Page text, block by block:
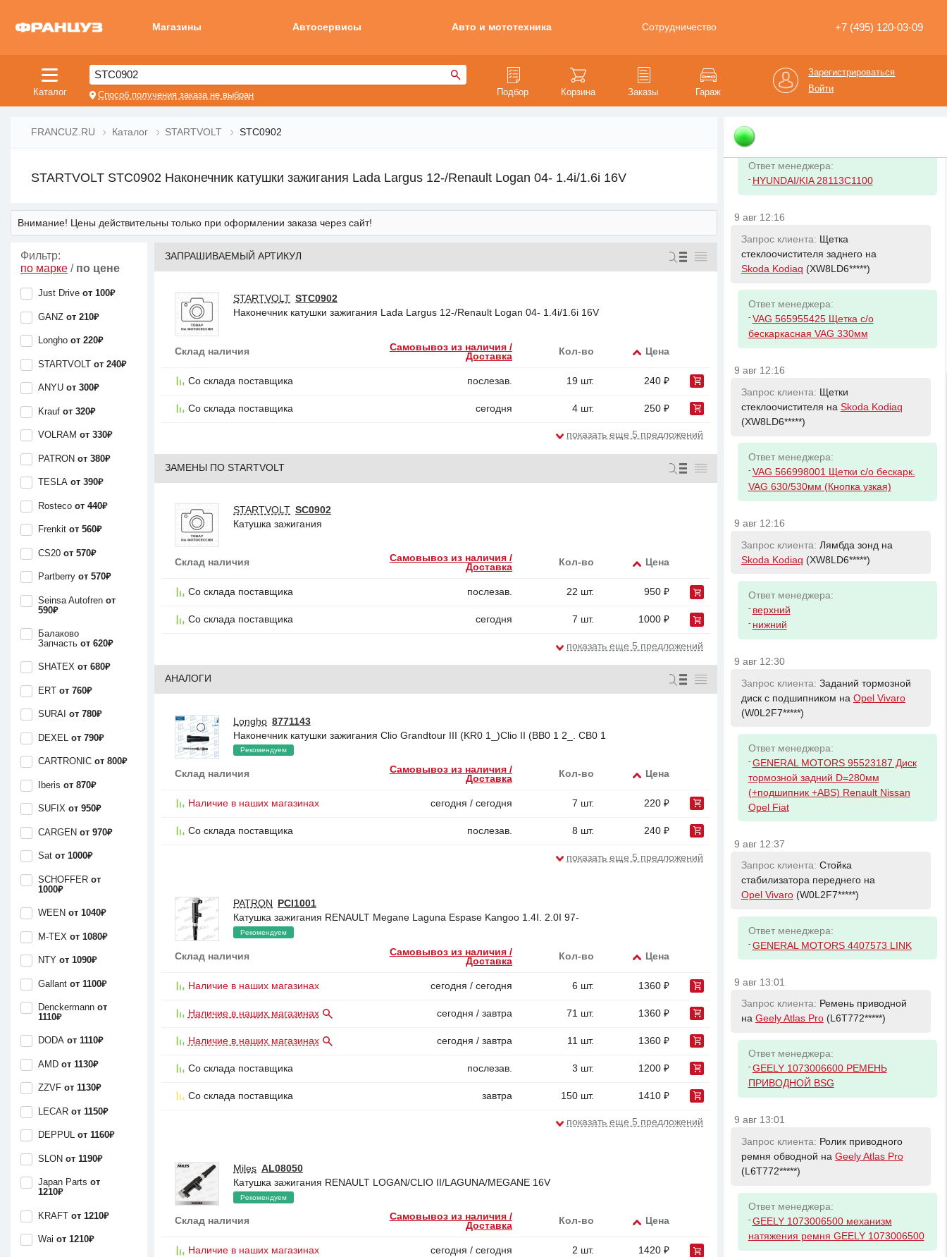
Магазины Автосервисы Авто и мототехника Сотрудничество +7 (495) 120-03-09
Каталог
STC0902
Способ получения заказа не выбран Подбор Корзина Заказы Гараж
Зарегистрироваться
Войти
FRANCUZ.RU Каталог STARTVOLT STC0902
STARTVOLT STC0902 Наконечник катушки зажигания Lada Largus 12-/Renault Logan 04- 1.4i/1.6i 16V
Внимание! Цены действительны только при оформлении заказа через сайт!
Фильтр:
по марке / по цене
Just Drive от 100₽
GANZ от 210₽
Longho от 220₽
STARTVOLT от 240₽
ANYU от 300₽
Krauf от 320₽
VOLRAM от 330₽
PATRON от 380₽
TESLA от 390₽
Rosteco от 440₽
Frenkit от 560₽
CS20 от 570₽
Partberry от 570₽
Seinsa Autofren от
590₽
Балаково
Запчасть от 620₽
SHATEX от 680₽
ERT от 760₽
SURAI от 780₽
DEXEL от 790₽
CARTRONIC от 800₽
Iberis от 870₽
SUFIX от 950₽
CARGEN от 970₽
Sat от 1000₽
SCHOFFER от
1000₽
WEEN от 1040₽
M-TEX от 1080₽
NTY от 1090₽
Gallant от 1100₽
Denckermann от
1110₽
DODA от 1110₽
AMD от 1130₽
ZZVF от 1130₽
LECAR от 1150₽
DEPPUL от 1160₽
SLON от 1190₽
Japan Parts от
1210₽
KRAFT от 1210₽
Wai от 1210₽
ЗАПРАШИВАЕМЫЙ АРТИКУЛ
STARTVOLT STC0902
Наконечник катушки зажигания Lada Largus 12-/Renault Logan 04- 1.4i/1.6i 16V
Склад наличия
Самовывоз из наличия /
Доставка
Кол-во Цена
Со склада поставщика послезав. 19 шт. 240 ₽
Со склада поставщика сегодня 4 шт. 250 ₽
показать еще 5 предложений
ЗАМЕНЫ ПО STARTVOLT
STARTVOLT SC0902
Катушка зажигания
Склад наличия
Самовывоз из наличия /
Доставка
Кол-во Цена
Со склада поставщика послезав. 22 шт. 950 ₽
Со склада поставщика сегодня 7 шт. 1000 ₽
показать еще 5 предложений
АНАЛОГИ
Longho 8771143
Наконечник катушки зажигания Clio Grandtour III (KR0 1_)Clio II (BB0 1 2_. CB0 1
Рекомендуем
Склад наличия
Самовывоз из наличия /
Доставка
Кол-во Цена
Наличие в наших магазинах сегодня / сегодня 7 шт. 220 ₽
Со склада поставщика послезав. 8 шт. 240 ₽
показать еще 5 предложений
PATRON
PCI1001
Катушка зажигания RENAULT Megane Laguna Espase Kangoo 1.4I. 2.0I 97-
Рекомендуем
Склад наличия
Самовывоз из наличия /
Доставка
Кол-во Цена
Наличие в наших магазинах сегодня / сегодня 6 шт. 1360 ₽
Наличие в наших магазинах сегодня / завтра 71 шт. 1360 ₽
Наличие в наших магазинах сегодня / завтра 11 шт. 1360 ₽
Со склада поставщика послезав. 3 шт. 1200 ₽
Со склада поставщика завтра 150 шт. 1410 ₽
показать еще 5 предложений
Miles AL08050
Катушка зажигания RENAULT LOGAN/CLIO II/LAGUNA/MEGANE 16V
Рекомендуем
Склад наличия
Самовывоз из наличия /
Доставка
Кол-во Цена
Наличие в наших магазинах сегодня / сегодня 2 шт. 1420 ₽
9 авг 12:01
на
Ответ менеджера:
- HYUNDAI/KIA 28113C1100
9 авг 12:16
Запрос клиента:
Щетка
стеклоочистителя заднего на
Skoda Kodiaq (XW8LD6*****)
Ответ менеджера:
- VAG 565955425 Щетка с/о
бескаркасная VAG 330мм
9 авг 12:16
Запрос клиента:
Щетки
стеклоочистителя на Skoda Kodiaq
(XW8LD6*****)
Ответ менеджера:
- VAG 566998001 Щетки с/о бескарк.
VAG 630/530мм (Кнопка узкая)
9 авг 12:16
Запрос клиента: Лямбда зонд на
Skoda Kodiaq (XW8LD6*****)
Ответ менеджера:
- верхний
- нижний
9 авг 12:30
Запрос клиента: Заданий тормозной
диск с подшипником на Opel Vivaro
(W0L2F7*****)
Ответ менеджера:
- GENERAL MOTORS 95523187 Диск
тормозной задний D=280мм
(+подшипник +ABS) Renault Nissan
Opel Fiat
9 авг 12:37
Запрос клиента: Стойка
стабилизатора переднего на
Opel Vivaro(W0L2F7*****)
Ответ менеджера:
- GENERAL MOTORS 4407573 LINK
9 авг 13:01
Запрос клиента: Ремень приводной
на Geely Atlas Pro(L6T772*****)
Ответ менеджера:
- GEELY 1073006600 РЕМЕНЬ
ПРИВОДНОЙ BSG
9 авг 13:01
Запрос клиента: Ролик приводного
ремня обводной на Geely Atlas Pro
(L6T772*****)
Ответ менеджера:
- GEELY 1073006500 механизм
натяжения ремня GEELY 1073006500